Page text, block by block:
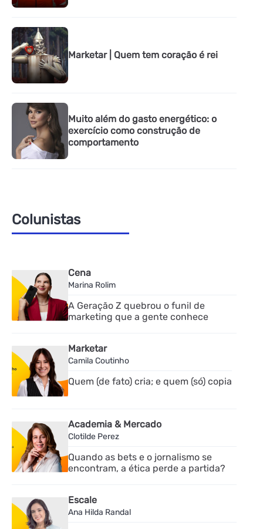
Marketar | Quem tem coração é rei
Muito além do gasto energético: o
exercício como construção de
comportamento
Colunistas
Cena
Marina Rolim
A Geração Z quebrou o funil de
marketing que a gente conhece
Marketar
Camila Coutinho
Quem (de fato) cria; e quem (só) copia
Academia & Mercado
Clotilde Perez
Quando as bets e o jornalismo se
encontram, a ética perde a partida?
Escale
Ana Hilda Randal